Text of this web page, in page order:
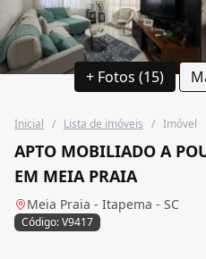
+ Fotos (15)
Inicial / Lista de imóveis / Imóvel
APTO MOBILIADO A
EM MEIA PRAIA
Meia Praia - Itapema - SC
Código: V9417